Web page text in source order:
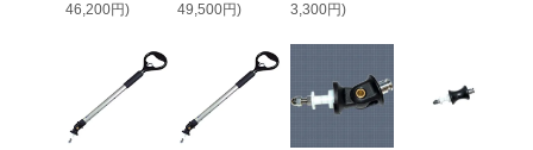
46,200円)
49,500円)
3,300円)